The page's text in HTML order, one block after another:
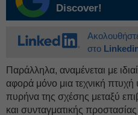
Discover!
στο
Παράλληλα, αναμένεται με
αφορά μόνο μια τεχνική πτυχή
πυρήνα της σχέσης μεταξύ
και συνταγματικής